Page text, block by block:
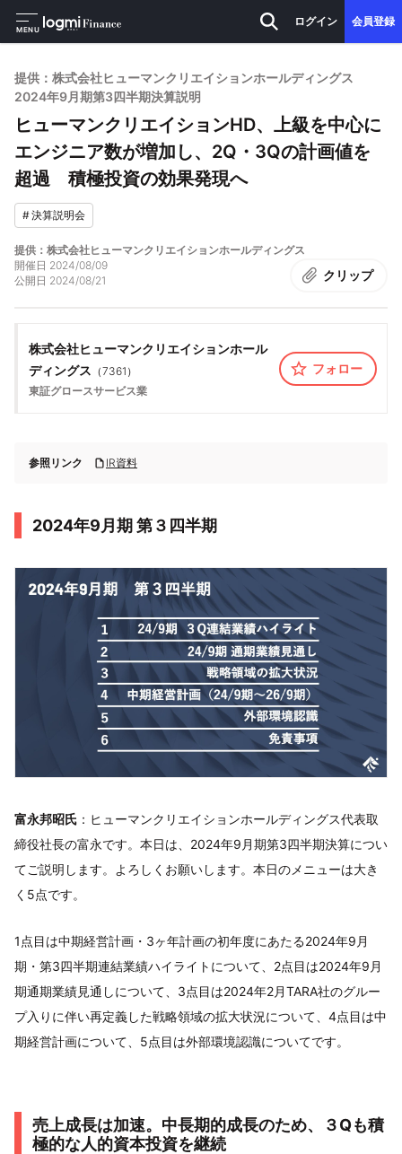
MENU
ログイン 会員登録
提供：株式会社ヒューマンクリエイションホールディングス
2024年9月期第3四半期決算説明
ヒューマンクリエイションHD、上級を中心に
エンジニア数が増加し、2Q・3Qの計画値を
超過 積極投資の効果発現へ
#決算説明会
提供：株式会社ヒューマンクリエイションホールディングス
開催日 2024/08/09
公開日 2024/08/21 クリップ
株式会社ヒューマンクリエイションホール
ディングス （7361 ）
東証グロースサービス業
フォロー
参照リンク IR資料
2024年9月期 第３四半期
富永邦昭氏 ：ヒューマンクリエイションホールディングス代表取
締役社長の富永です。本日は、2024年9月期第3四半期決算につい
てご説明します。よろしくお願いします。本日のメニューは大き
く5点です。
1点目は中期経営計画・3ヶ年計画の初年度にあたる2024年9月
期・第3四半期連結業績ハイライトについて、2点目は2024年9月
期通期業績見通しについて、3点目は2024年2月TARA社のグルー
プ入りに伴い再定義した戦略領域の拡大状況について、4点目は中
期経営計画について、5点目は外部環境認識についてです。
売上成長は加速。中長期的成長のため、３Qも積
極的な人的資本投資を継続